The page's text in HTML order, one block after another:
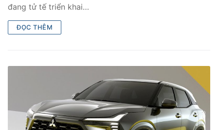
đang tử tế triển khai…
ĐỌC THÊM